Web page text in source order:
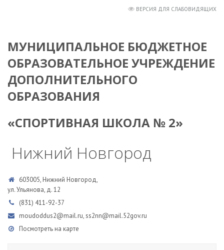
ВЕРСИЯ ДЛЯ СЛАБОВИДЯЩИХ
МУНИЦИПАЛЬНОЕ БЮДЖЕТНОЕ
ОБРАЗОВАТЕЛЬНОЕ УЧРЕЖДЕНИЕ
ДОПОЛНИТЕЛЬНОГО
ОБРАЗОВАНИЯ
«СПОРТИВНАЯ ШКОЛА № 2»
Нижний Новгород
603005, Нижний Новгород,
ул. Ульянова, д. 12
(831) 411-92-37
moudoddus2@mail.ru, ss2nn@mail.52gov.ru
Посмотреть на карте